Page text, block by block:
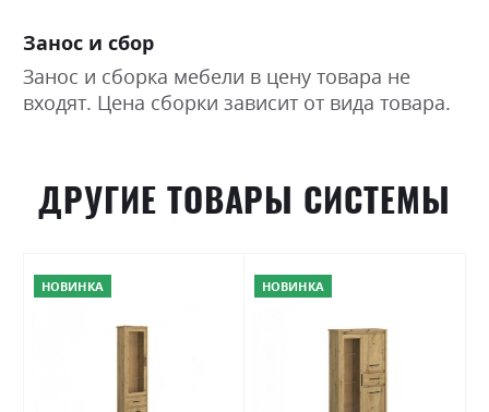
Занос и сбор
Занос и сборка мебели в цену товара не
входят. Цена сборки зависит от вида товара.
ДРУГИЕ ТОВАРЫ СИСТЕМЫ
НОВИНКА НОВИНКА